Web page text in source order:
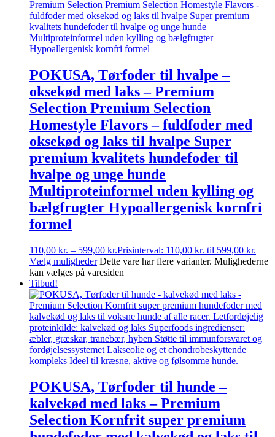
POKUSA, Tørfoder til hvalpe –
oksekød med laks – Premium
Selection Premium Selection
Homestyle Flavors – fuldfoder med
oksekød og laks til hvalpe Super
premium kvalitets hundefoder til
hvalpe og unge hunde
Multiproteinformel uden kylling og
bælgfrugter Hypoallergenisk kornfri
formel
110,00 kr. – 599,00 kr.Prisinterval: 110,00 kr. til 599,00 kr.
Vælg muligheder Dette vare har flere varianter. Mulighederne
kan vælges på varesiden
Tilbud!
POKUSA, Tørfoder til hunde –
kalvekød med laks – Premium
Selection Kornfrit super premium